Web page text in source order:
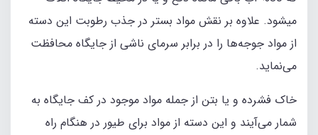
میشود. علاوه بر نقش مواد بستر در جذب رطوبت این دسته
از مواد جوجه‌ها را در برابر سرمای ناشی از جایگاه محافظت
می‌نماید.
خاک فشرده و یا بتن از جمله مواد موجود در کف جایگاه به
شمار می‌آیند و این دسته از مواد برای طیور در هنگام راه